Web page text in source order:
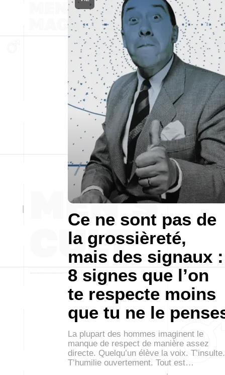
Ce ne sont pas de
la grossièreté,
mais des signaux :
8 signes que l’on
te respecte moins
que tu ne le
La plupart des hommes imaginent le
manque de respect de manière assez
directe. Quelqu’un élève la voix. T’insulte.
T’humilie ouvertement. Tout est…